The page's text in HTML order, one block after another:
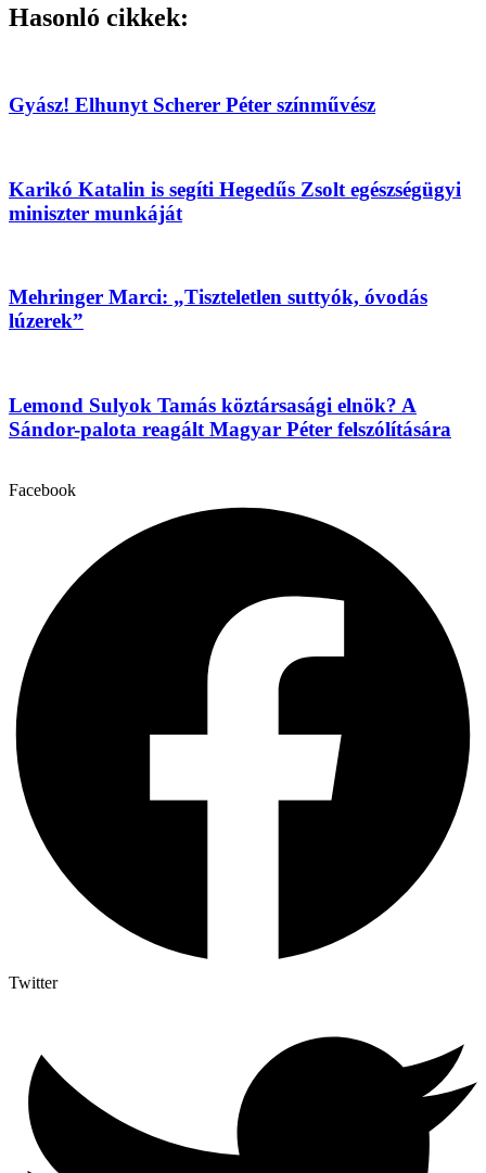
Hasonló cikkek:
Gyász! Elhunyt Scherer Péter színművész
Karikó Katalin is segíti Hegedűs Zsolt egészségügyi
miniszter munkáját
Mehringer Marci: „Tiszteletlen suttyók, óvodás
lúzerek”
Lemond Sulyok Tamás köztársasági elnök? A
Sándor-palota reagált Magyar Péter felszólítására
Facebook
Twitter